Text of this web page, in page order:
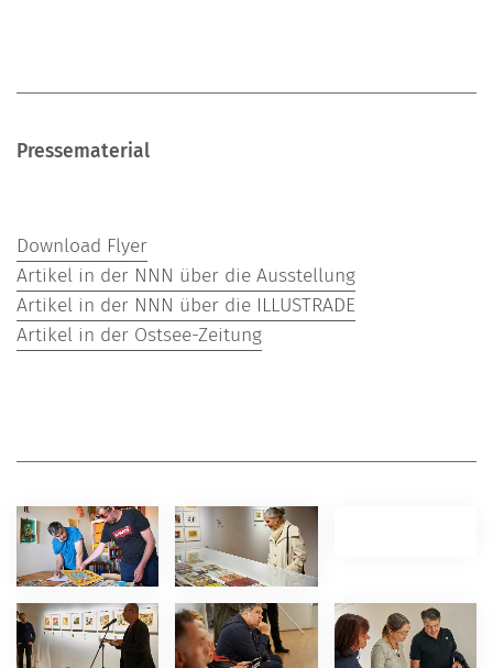
Pressematerial
Download Flyer
Artikel in der NNN über die Ausstellung
Artikel in der NNN über die ILLUSTRADE
Artikel in der Ostsee-Zeitung